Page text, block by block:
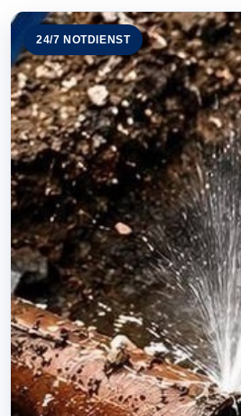
24/7 NOTDIENST